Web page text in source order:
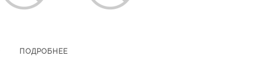
ПОДРОБНЕЕ